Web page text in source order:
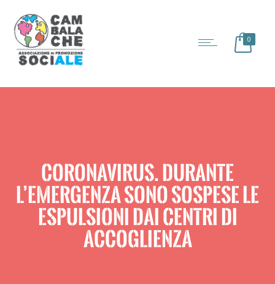
0
CORONAVIRUS. DURANTE
L’EMERGENZA SONO SOSPESE LE
ESPULSIONI DAI CENTRI DI
ACCOGLIENZA